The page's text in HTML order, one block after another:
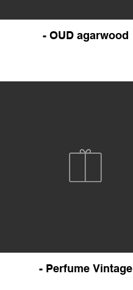
- OUD agarwood
- Perfume Vintage